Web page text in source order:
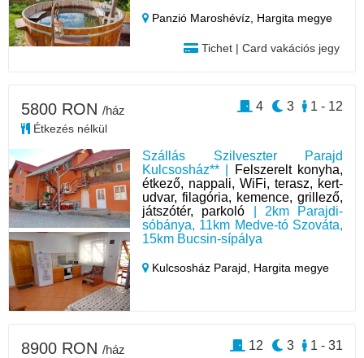
Panzió Maroshévíz, Hargita megye
Tichet | Card vakációs jegy
Szállás Szilveszter Parajd
Kulcsosház** |
Felszerelt konyha,
étkező, nappali, WiFi, terasz, kert-
udvar, filagória, kemence, grillező,
játszótér, parkoló | 2km Parajdi-
sóbánya, 11km Medve-tó Szováta,
15km Bucsin-sípálya
Kulcsosház Parajd, Hargita megye
5800 RON /ház
Étkezés nélkül
1 - 12
3
4
8900 RON /ház 1 - 31
3
12